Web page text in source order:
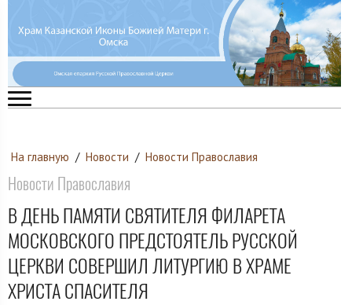
На главную / Новости / Новости Православия
Новости Православия
В ДЕНЬ ПАМЯТИ СВЯТИТЕЛЯ ФИЛАРЕТА
МОСКОВСКОГО ПРЕДСТОЯТЕЛЬ РУССКОЙ
ЦЕРКВИ СОВЕРШИЛ ЛИТУРГИЮ В ХРАМЕ
ХРИСТА СПАСИТЕЛЯ